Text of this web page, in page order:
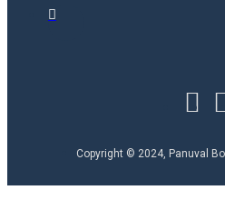
Copyright © 2024, Panuval